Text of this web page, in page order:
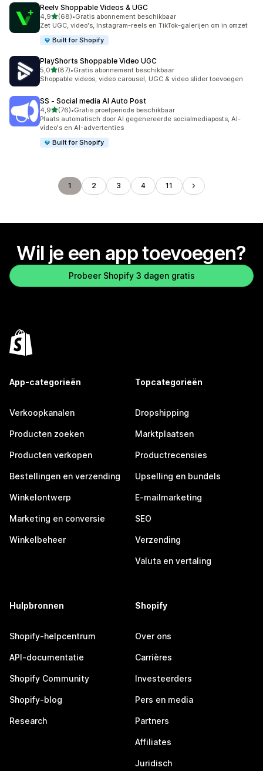
Reelv Shoppable Videos & UGC
4,9van 5 sterren
(68)
68 recensies in totaal
•Gratis abonnement beschikbaar
Zet UGC, video's, Instagram-reels en TikTok-galerijen om in omzet
Built for Shopify
PlayShorts Shoppable Video UGC
5,0van 5 sterren
(87)
87 recensies in totaal
•Gratis abonnement beschikbaar
Shoppable videos, video carousel, UGC & video slider toevoegen
SS ‑ Social media AI Auto Post
4,9van 5 sterren
(76)
76 recensies in totaal
•Gratis proefperiode beschikbaar
Plaats automatisch door AI gegenereerde socialmediaposts, AI-
video's en AI-advertenties
Built for Shopify
1 2 3 4 11
Wil je een app toevoegen?
Probeer Shopify 3 dagen gratis
App-categorieën
Verkoopkanalen
Producten zoeken
Producten verkopen
Bestellingen en verzending
Winkelontwerp
Marketing en conversie
Winkelbeheer
Topcategorieën
Dropshipping
Marktplaatsen
Productrecensies
Upselling en bundels
E-mailmarketing
SEO
Verzending
Valuta en vertaling
Hulpbronnen
Shopify-helpcentrum
API-documentatie
Shopify Community
Shopify-blog
Research
Shopify
Over ons
Carrières
Investeerders
Pers en media
Partners
Affiliates
Juridisch